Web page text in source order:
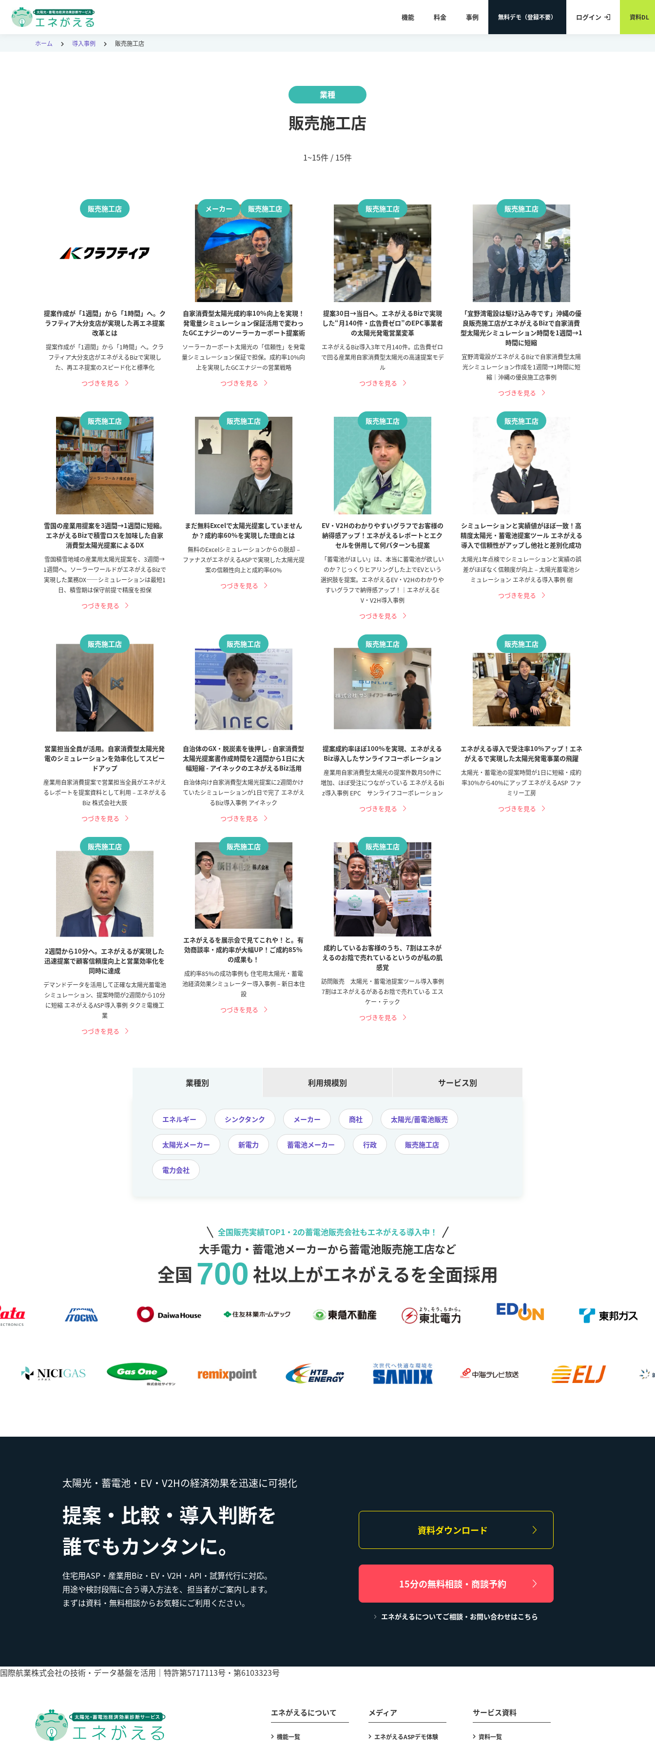
機能 料金 事例 無料デモ（登録不要） ログイン 資料DL
ホーム 導入事例 販売施工店
業種
販売施工店
1~15件 / 15件
販売施工店
提案作成が「1週間」から「1時間」へ。ク
ラフティア大分支店が実現した再エネ提案
改革とは
提案作成が「1週間」から「1時間」へ。クラ
フティア大分支店がエネがえるBizで実現し
た、再エネ提案のスピード化と標準化
つづきを見る
メーカー 販売施工店
自家消費型太陽光成約率10%向上を実現！
発電量シミュレーション保証活用で変わっ
たGCエナジーのソーラーカーポート提案術
ソーラーカーポート太陽光の「信頼性」を発電
量シミュレーション保証で担保。成約率10%向
上を実現したGCエナジーの営業戦略
つづきを見る
販売施工店
提案30日→当日へ。エネがえるBizで実現
した“月140件・広告費ゼロ”のEPC事業者
の太陽光発電営業変革
エネがえるBiz導入3年で月140件。広告費ゼロ
で回る産業用自家消費型太陽光の高速提案モデ
ル
つづきを見る
販売施工店
「宜野湾電設は駆け込み寺です」沖縄の優
良販売施工店がエネがえるBizで自家消費
型太陽光シミュレーション時間を1週間→1
時間に短縮
宜野湾電設がエネがえるBizで自家消費型太陽
光シミュレーション作成を1週間→1時間に短
縮｜沖縄の優良施工店事例
つづきを見る
販売施工店
雪国の産業用提案を3週間→1週間に短縮。
エネがえるBizで積雪ロスを加味した自家
消費型太陽光提案によるDX
雪国積雪地域の産業用太陽光提案を、3週間→
1週間へ。ソーラーワールドがエネがえるBizで
実現した業務DX——シミュレーションは最短1
日、積雪期は保守前提で精度を担保
つづきを見る
販売施工店
まだ無料Excelで太陽光提案していません
か？成約率60%を実現した理由とは
無料のExcelシミュレーションからの脱却 –
ファナスがエネがえるASPで実現した太陽光提
案の信頼性向上と成約率60%
つづきを見る
販売施工店
EV・V2Hのわかりやすいグラフでお客様の
納得感アップ！エネがえるレポートとエク
セルを併用して何パターンも提案
「蓄電池がほしい」は、本当に蓄電池が欲しい
のか？じっくりヒアリングした上でEVという
選択肢を提案。エネがえるEV・V2Hのわかりや
すいグラフで納得感アップ！｜エネがえるE
V・V2H導入事例
つづきを見る
販売施工店
シミュレーションと実績値がほぼ一致！高
精度太陽光・蓄電池提案ツール エネがえる
導入で信頼性がアップし他社と差別化成功
太陽光1年点検でシミュレーションと実績の誤
差がほぼなく信頼度が向上 – 太陽光蓄電池シ
ミュレーション エネがえる導入事例 樹
つづきを見る
販売施工店
営業担当全員が活用。自家消費型太陽光発
電のシミュレーションを効率化してスピー
ドアップ
産業用自家消費提案で営業担当全員がエネがえ
るレポートを提案資料として利用 – エネがえる
Biz 株式会社大辰
つづきを見る
販売施工店
自治体のGX・脱炭素を後押し - 自家消費型
太陽光提案書作成時間を2週間から1日に大
幅短縮 - アイネックのエネがえるBiz活用
自治体向け自家消費型太陽光提案に2週間かけ
ていたシミュレーションが1日で完了 エネがえ
るBiz導入事例 アイネック
つづきを見る
販売施工店
提案成約率ほぼ100%を実現、エネがえる
Biz導入したサンライフコーポレーション
産業用自家消費型太陽光の提案件数月50件に
増加、ほぼ受注につながっている エネがえるBi
z導入事例 EPC サンライフコーポレーション
つづきを見る
販売施工店
エネがえる導入で受注率10%アップ！エネ
がえるで実現した太陽光発電事業の飛躍
太陽光・蓄電池の提案時間が1日に短縮・成約
率30%から40%にアップ エネがえるASP ファ
ミリー工房
つづきを見る
販売施工店
2週間から10分へ。エネがえるが実現した
迅速提案で顧客信頼度向上と営業効率化を
同時に達成
デマンドデータを活用して正確な太陽光蓄電池
シミュレーション、提案時間が2週間から10分
に短縮 エネがえるASP導入事例 タクミ電機工
業
つづきを見る
販売施工店
エネがえるを展示会で見てこれや！と。有
効商談率・成約率が大幅UP！ご成約85%
の成果も！
成約率85%の成功事例も 住宅用太陽光・蓄電
池経済効果シミュレーター導入事例 – 新日本住
設
つづきを見る
販売施工店
成約しているお客様のうち、7割はエネが
えるのお陰で売れているというのが私の肌
感覚
訪問販売 太陽光・蓄電池提案ツール導入事例
7割はエネがえるがあるお陰で売れている エス
ケー・テック
つづきを見る
業種別 利用規模別 サービス別
エネルギー シンクタンク メーカー 商社 太陽光/蓄電池販売
太陽光メーカー 新電力 蓄電池メーカー 行政 販売施工店
電力会社
全国販売実績TOP1・2の蓄電池販売会社もエネがえる導入中！
大手電力・蓄電池メーカーから蓄電池販売施工店など
全国 700 社以上がエネがえるを全面採用
太陽光・蓄電池・EV・V2Hの経済効果を迅速に可視化
提案・比較・導入判断を
誰でもカンタンに。
住宅用ASP・産業用Biz・EV・V2H・API・試算代行に対応。
用途や検討段階に合う導入方法を、担当者がご案内します。
まずは資料・無料相談からお気軽にご利用ください。
資料ダウンロード
15分の無料相談・商談予約
エネがえるについてご相談・お問い合わせはこちら
国際航業株式会社の技術・データ基盤を活用｜特許第5717113号・第6103323号
エネがえるについて
機能一覧
メディア
エネがえるASPデモ体験
サービス資料
資料一覧